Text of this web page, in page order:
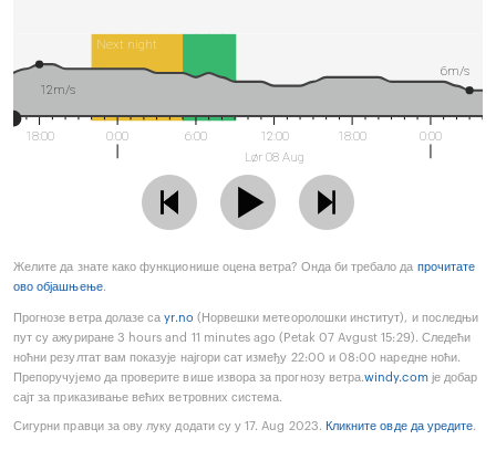
Next night
18:00 0:00 6:00
12:00
Lør 08 Aug
18:00 0:00
12m/s
6m/s
Желите да знате како функционише оцена ветра? Онда би требало да прочитате
ово објашњење.
Прогнозе ветра долазе саyr.no (Норвешки метеоролошки институт), и последњи
пут су ажуриране 3 hours and 11 minutes ago (Petak 07 Avgust 15:29). Следећи
ноћни резултат вам показује најгори сат између 22:00 и 08:00 наредне ноћи.
Препоручујемо да проверите више извора за прогнозу ветра.windy.comје добар
сајт за приказивање већих ветровних система.
Сигурни правци за ову луку додати су у 17. Aug 2023. Кликните овде да уредите.